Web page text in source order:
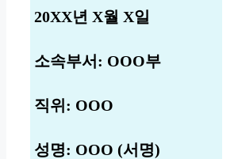
20XX년 X월 X일
소속부서: OOO부
직위: OOO
성명: OOO (서명)